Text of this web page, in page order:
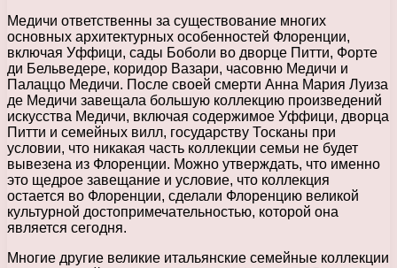
Медичи ответственны за существование многих
основных архитектурных особенностей Флоренции,
включая Уффици, сады Боболи во дворце Питти, Форте
ди Бельведере, коридор Вазари, часовню Медичи и
Палаццо Медичи. После своей смерти Анна Мария Луиза
де Медичи завещала большую коллекцию произведений
искусства Медичи, включая содержимое Уффици, дворца
Питти и семейных вилл, государству Тосканы при
условии, что никакая часть коллекции семьи не будет
вывезена из Флоренции. Можно утверждать, что именно
это щедрое завещание и условие, что коллекция
остается во Флоренции, сделали Флоренцию великой
культурной достопримечательностью, которой она
является сегодня.
Многие другие великие итальянские семейные коллекции